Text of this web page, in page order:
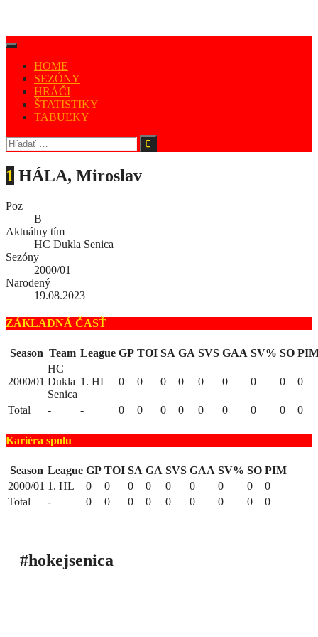
HOME
SEZÓNY
HRÁČI
ŠTATISTIKY
TABUĽKY
1 HÁLA, Miroslav
Poz
B
Aktuálny tím
HC Dukla Senica
Sezóny
2000/01
Narodený
19.08.2023
ZÁKLADNÁ ČASŤ
Season Team League GP TOI SA GA SVS GAA SV% SO
2000/01
HC
Dukla
Senica
1. HL 0 0 0 0 0 0 0 0 0
Total - - 0 0 0 0 0 0 0 0 0
Kariéra spolu
Season League GP TOI SA GA SVS GAA SV% SO PIM
2000/01 1. HL 0 0 0 0 0 0 0 0
0
Total
- 0 0 0 0 0 0 0 0 0
#hokejsenica